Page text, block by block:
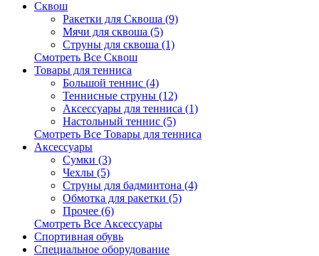
Сквош
Ракетки для Сквоша (9)
Мячи для сквоша (5)
Cтруны для сквоша (1)
Смотреть Все Сквош
Товары для тенниса
Большой теннис (4)
Теннисные струны (12)
Аксессуары для тенниса (1)
Настольный теннис (5)
Смотреть Все Товары для тенниса
Аксессуары
Сумки (3)
Чехлы (5)
Струны для бадминтона (4)
Обмотка для ракетки (5)
Прочее (6)
Смотреть Все Аксессуары
Спортивная обувь
Специальное оборудование